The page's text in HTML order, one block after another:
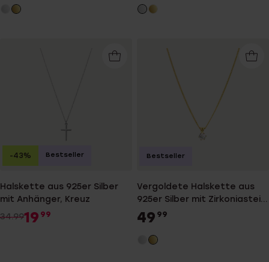
Halskette aus 925er Silber
mit Anhänger, Kreuz
34.9919 99
-43% Bestseller
Vergoldete Halskette aus
925er Silber mit Zirkoniastein
besetztem Anhänger
49 99
Bestseller